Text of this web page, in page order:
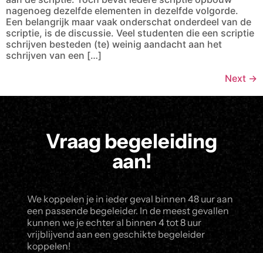
nagenoeg dezelfde elementen in dezelfde volgorde.
Een belangrijk maar vaak onderschat onderdeel van de
scriptie, is de discussie. Veel studenten die een scriptie
schrijven besteden (te) weinig aandacht aan het
schrijven van een […]
Next →
Vraag begeleiding
aan!
We koppelen je in ieder geval binnen 48 uur aan
een passende begeleider. In de meest gevallen
kunnen we je echter al binnen 4 tot 8 uur
vrijblijvend aan een geschikte begeleider
koppelen!